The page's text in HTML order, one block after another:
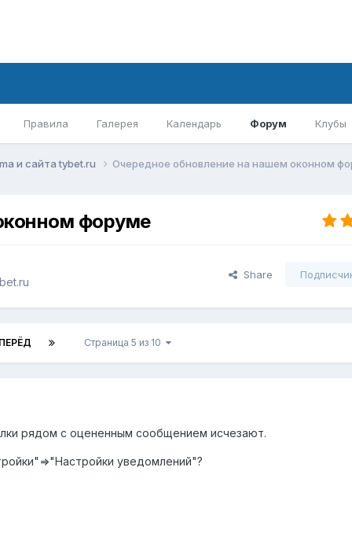
Правила Галерея Календарь Форум Клубы
и сайта tybet.ru Очередное обновление на нашем оконном
форуме
Share
Страница 5 из 10
рядом с оцененным сообщением исчезают.
уведомлений"?